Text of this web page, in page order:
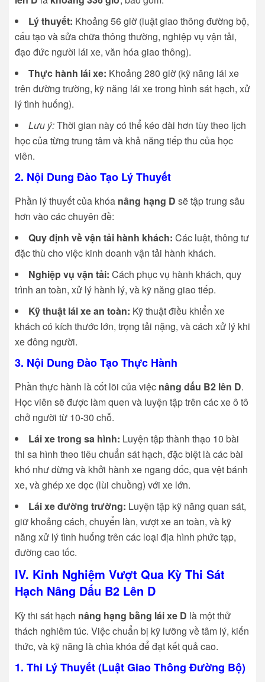
Lý thuyết: Khoảng 56 giờ (luật giao thông đường bộ,
cấu tạo và sửa chữa thông thường, nghiệp vụ vận tải,
đạo đức người lái xe, văn hóa giao thông).
Thực hành lái xe: Khoảng 280 giờ (kỹ năng lái xe
trên đường trường, kỹ năng lái xe trong hình sát hạch, xử
lý tình huống).
Lưu ý:Thời gian này có thể kéo dài hơn tùy theo lịch
học của từng trung tâm và khả năng tiếp thu của học
viên.
2. Nội Dung Đào Tạo Lý Thuyết
Phần lý thuyết của khóa nâng hạng D sẽ tập trung sâu
hơn vào các chuyên đề:
Quy định về vận tải hành khách: Các luật, thông tư
đặc thù cho việc kinh doanh vận tải hành khách.
Nghiệp vụ vận tải: Cách phục vụ hành khách, quy
trình an toàn, xử lý hành lý, và kỹ năng giao tiếp.
Kỹ thuật lái xe an toàn: Kỹ thuật điều khiển xe
khách có kích thước lớn, trọng tải nặng, và cách xử lý khi
xe đông người.
3. Nội Dung Đào Tạo Thực Hành
Phần thực hành là cốt lõi của việc nâng dấu B2 lên D.
Học viên sẽ được làm quen và luyện tập trên các xe ô tô
chở người từ 10-30 chỗ.
Lái xe trong sa hình: Luyện tập thành thạo 10 bài
thi sa hình theo tiêu chuẩn sát hạch, đặc biệt là các bài
khó như dừng và khởi hành xe ngang dốc, qua vệt bánh
xe, và ghép xe dọc (lùi chuồng) với xe lớn.
Lái xe đường trường: Luyện tập kỹ năng quan sát,
giữ khoảng cách, chuyển làn, vượt xe an toàn, và kỹ
năng xử lý tình huống trên các loại địa hình phức tạp,
đường cao tốc.
IV. Kinh Nghiệm Vượt Qua Kỳ Thi Sát
Hạch Nâng Dấu B2 Lên D
Kỳ thi sát hạch nâng hạng bằng lái xe D là một thử
thách nghiêm túc. Việc chuẩn bị kỹ lưỡng về tâm lý, kiến
thức, và kỹ năng là chìa khóa để đạt kết quả cao.
1. Thi Lý Thuyết (Luật Giao Thông Đường Bộ)